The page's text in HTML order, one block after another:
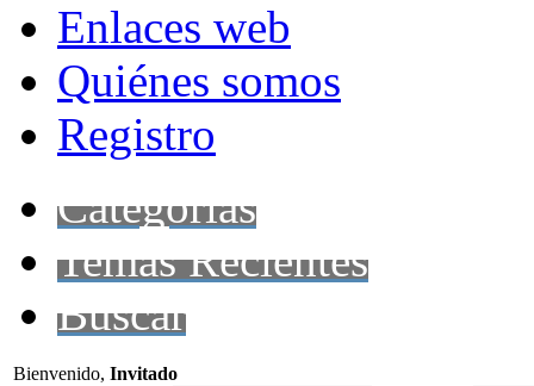
Enlaces web
Quiénes somos
Registro
Categorías
Temas Recientes
Buscar
Bienvenido, Invitado